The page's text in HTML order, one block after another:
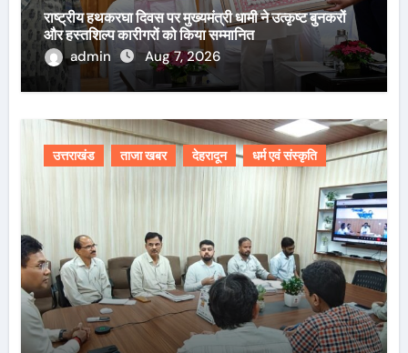
राष्ट्रीय हथकरघा दिवस पर मुख्यमंत्री धामी ने उत्कृष्ट बुनकरों
और हस्तशिल्प कारीगरों को किया सम्मानित
admin
Aug 7, 2026
उत्तराखंड ताजा खबर देहरादून धर्म एवं संस्कृति